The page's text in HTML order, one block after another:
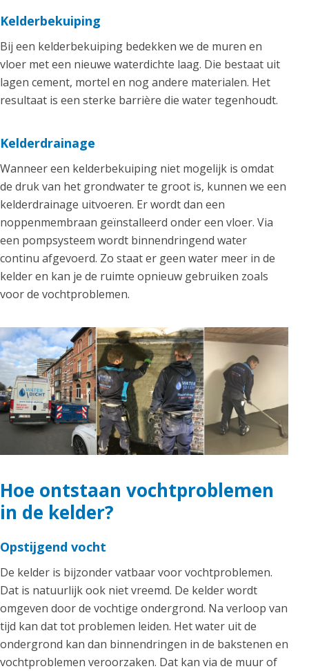
Kelderbekuiping
Bij een kelderbekuiping bedekken we de muren en
vloer met een nieuwe waterdichte laag. Die bestaat uit
lagen cement, mortel en nog andere materialen. Het
resultaat is een sterke barrière die water tegenhoudt.
Kelderdrainage
Wanneer een kelderbekuiping niet mogelijk is omdat
de druk van het grondwater te groot is, kunnen we een
kelderdrainage uitvoeren. Er wordt dan een
noppenmembraan geïnstalleerd onder een vloer. Via
een pompsysteem wordt binnendringend water
continu afgevoerd. Zo staat er geen water meer in de
kelder en kan je de ruimte opnieuw gebruiken zoals
voor de vochtproblemen.
Hoe ontstaan vochtproblemen
in de kelder?
Opstijgend vocht
De kelder is bijzonder vatbaar voor vochtproblemen.
Dat is natuurlijk ook niet vreemd. De kelder wordt
omgeven door de vochtige ondergrond. Na verloop van
tijd kan dat tot problemen leiden. Het water uit de
ondergrond kan dan binnendringen in de bakstenen en
vochtproblemen veroorzaken. Dat kan via de muur of